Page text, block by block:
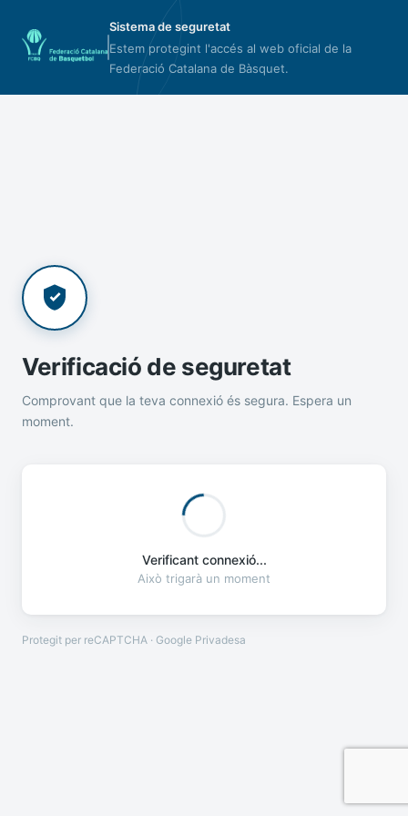
Sistema de seguretat
Estem protegint l'accés al web oficial de la
Federació Catalana de Bàsquet.
Verificació de seguretat
Comprovant que la teva connexió és segura. Espera un
moment.
Verificant connexió...
Això trigarà un moment
Protegit per reCAPTCHA · Google Privadesa